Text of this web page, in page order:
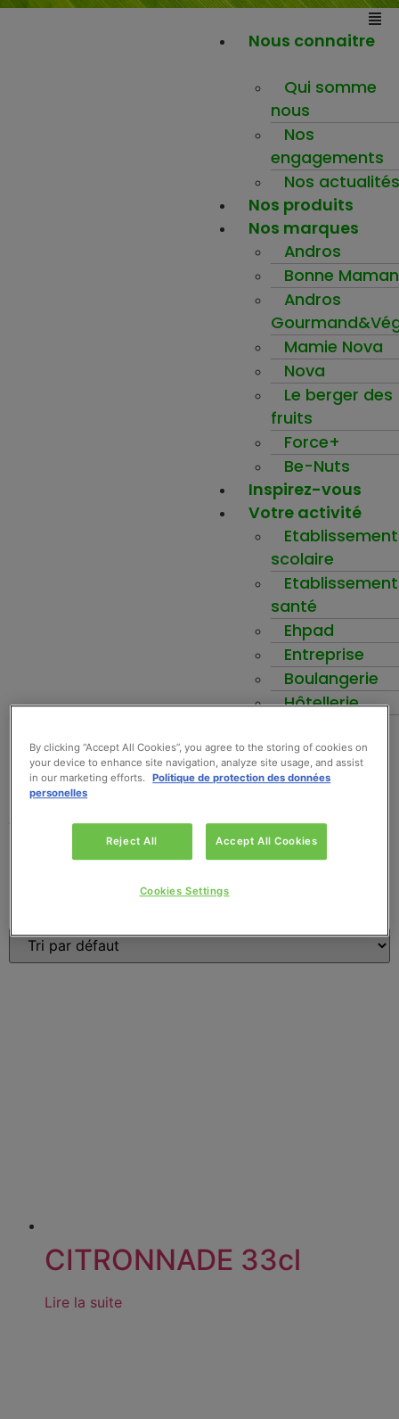
Nous connaitre
Qui somme
nous
Nos
engagements
Nos actualités
Nos produits
Nos marques
Andros
Bonne Maman
Andros
Mamie Nova
Nova
Le berger des
fruits
Force+
Be-Nuts
Inspirez-vous
Votre activité
Etablissement
scolaire
santé
Ehpad
Entreprise
Boulangerie
Hôtellerie
Commercial
Mon compte
6 bouteilles de 33cL
CITRONNADE 33cl
Lire la suite
By clicking “Accept All Cookies”, you agree to the storing of cookies on
your device to enhance site navigation, analyze site usage, and assist
in our marketing efforts. Politique de protection des données
personelles
Reject All Accept All Cookies
Cookies Settings